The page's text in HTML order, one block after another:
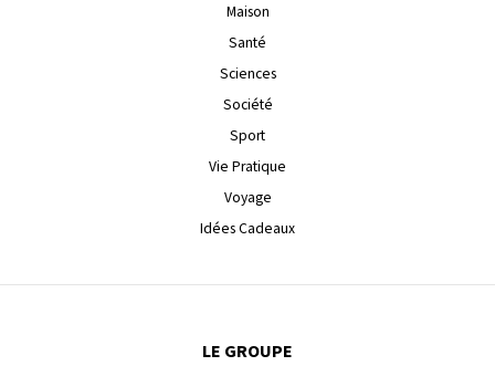
Maison
Santé
Sciences
Société
Sport
Vie Pratique
Voyage
Idées Cadeaux
LE GROUPE